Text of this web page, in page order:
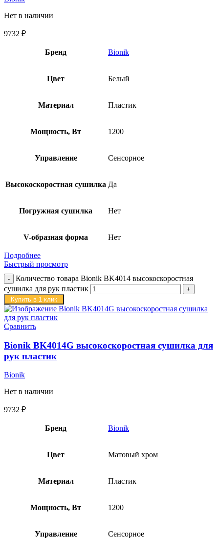
Нет в наличии
9732 ₽
Бренд Bionik
Цвет Белый
Материал Пластик
Мощность, Вт 1200
Управление Сенсорное
Высокоскоростная сушилка Да
Погружная сушилка Нет
V-образная форма Нет
Подробнее
Быстрый просмотр
Количество товара Bionik BK4014 высокоскоростная
сушилка для рук пластик
Купить в 1 клик
Сравнить
Bionik BK4014G высокоскоростная сушилка для
рук пластик
Bionik
Нет в наличии
9732 ₽
Бренд Bionik
Цвет Матовый хром
Материал Пластик
Мощность, Вт 1200
Управление Сенсорное